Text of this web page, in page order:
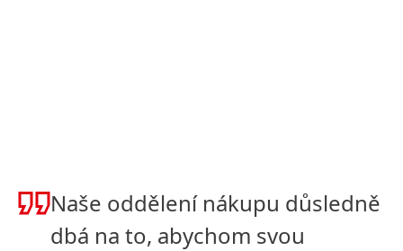
Naše oddělení nákupu důsledně
dbá na to, abychom svou